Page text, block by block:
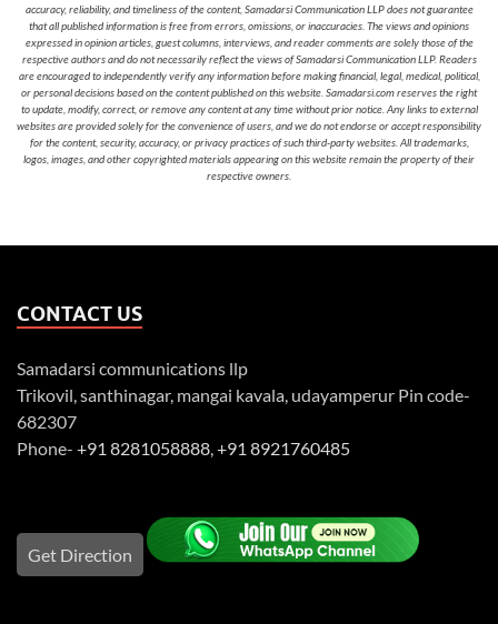
accuracy, reliability, and timeliness of the content, Samadarsi Communication LLP does not guarantee
that all published information is free from errors, omissions, or inaccuracies. The views and opinions
expressed in opinion articles, guest columns, interviews, and reader comments are solely those of the
respective authors and do not necessarily reflect the views of Samadarsi Communication LLP. Readers
are encouraged to independently verify any information before making financial, legal, medical, political,
or personal decisions based on the content published on this website. Samadarsi.com reserves the right
to update, modify, correct, or remove any content at any time without prior notice. Any links to external
websites are provided solely for the convenience of users, and we do not endorse or accept responsibility
for the content, security, accuracy, or privacy practices of such third-party websites. All trademarks,
logos, images, and other copyrighted materials appearing on this website remain the property of their
respective owners.
CONTACT US
Samadarsi communications llp
Trikovil, santhinagar, mangai kavala, udayamperur Pin code-
682307
Phone- +91 8281058888,+91 8921760485
Get Direction